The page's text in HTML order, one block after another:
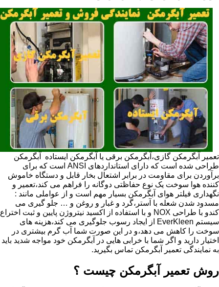
تعمیر آبگرمکن گازی،آبگرمکن برقی یا آبگرمکن ایستاده ​ آبگرمکن
طراحی شده است که دارای استانداردهای ANSI است که برای
برآوردن برای مقاومت در برابر اشتعال بخار قابل و دستگاه خاموش
کننده هوا سوخت یک نوع حفاظتی دوگانه را فراهم می کند،تعمیر و
نگهداری فیلتر هوای آبگرمکن بسیار مهم است و از عواملی مانند :
مسدود شدن شعله با آستر،گرد و غبار و روغن و … جلو گیری می
کندو با طراحی NOX و با استفاده از اکسید نیتروژن پایین و ثبت اختراع
سیستم EverKleen از ایجاد رسوب جلوگیری می کند،هزینه های
سوخت را کاهش می دهد،و در این صورت شما آب گرم بیشتری در
اختیار دارید و اگر شما با خرابی هایی در آبگرمکن خود مواجه شدید باید
به نمایندگی تعمیر آبگرمکن تماس بگیرید.
روش تعمیر آبگرمکن چیست ؟